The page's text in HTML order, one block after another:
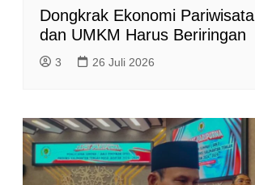
Dongkrak Ekonomi Pariwisata
dan UMKM Harus Beriringan
3 26 Juli 2026